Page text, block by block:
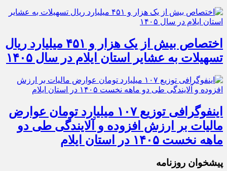
اختصاص بیش از یک هزار و ۴۵۱ میلیارد ریال
تسهیلات به عشایر استان ایلام در سال ۱۴۰۵
اینفوگرافی توزیع ۱۰۷ میلیارد تومان عوارض
مالیات بر ارزش افزوده و آلایندگی طی دو
ماهه نخست ۱۴۰۵ در استان ایلام
پیشخوان روزنامه